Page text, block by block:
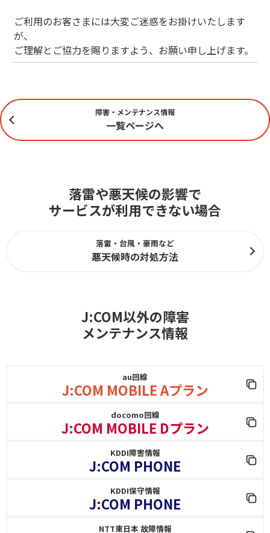
ご利用のお客さまには大変ご迷惑をお掛けいたします
が、
ご理解とご協力を賜りますよう、お願い申し上げます。
障害・メンテナンス情報
一覧ページへ
落雷や悪天候の影響で
サービスが利用できない場合
落雷・台風・豪雨など
悪天候時の対処方法
J:COM以外の障害
メンテナンス情報
au回線
J:COM MOBILE Aプラン
docomo回線
J:COM MOBILE Dプラン
KDDI障害情報
J:COM PHONE
KDDI保守情報
J:COM PHONE
NTT東日本 故障情報